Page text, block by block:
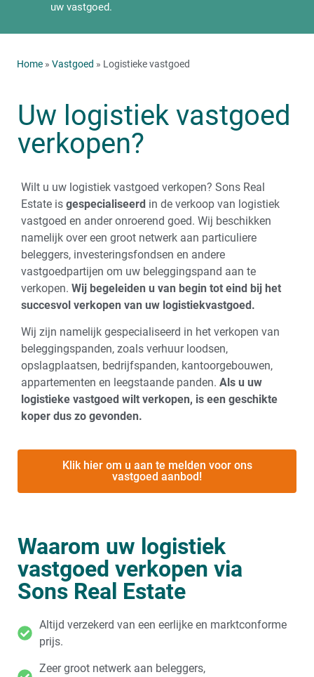
uw vastgoed.
Home » Vastgoed » Logistieke vastgoed
Uw logistiek vastgoed
verkopen?
Wilt u uw logistiek vastgoed verkopen? Sons Real
Estate is gespecialiseerd in de verkoop van logistiek
vastgoed en ander onroerend goed. Wij beschikken
namelijk over een groot netwerk aan particuliere
beleggers, investeringsfondsen en andere
vastgoedpartijen om uw beleggingspand aan te
verkopen. Wij begeleiden u van begin tot eind bij het
succesvol verkopen van uw logistiekvastgoed.
Wij zijn namelijk gespecialiseerd in het verkopen van
beleggingspanden, zoals verhuur loodsen,
opslagplaatsen, bedrijfspanden, kantoorgebouwen,
appartementen en leegstaande panden. Als u uw
logistieke vastgoed wilt verkopen, is een geschikte
koper dus zo gevonden.
Klik hier om u aan te melden voor ons
vastgoed aanbod!
Waarom uw logistiek
vastgoed verkopen via
Sons Real Estate
Altijd verzekerd van een eerlijke en marktconforme
prijs.
Zeer groot netwerk aan beleggers,